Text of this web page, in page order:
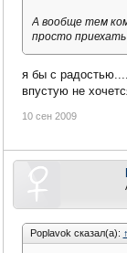
А вообще тем
просто
я бы с
впустую не
10 сен 2009
Poplavok сказал(а): ↑